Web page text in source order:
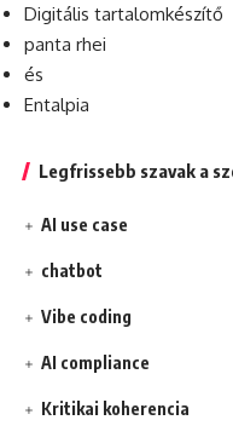
Digitális tartalomkészítő
panta rhei
és
Entalpia
Legfrissebb szavak a
AI use case
chatbot
Vibe coding
AI compliance
Kritikai koherencia